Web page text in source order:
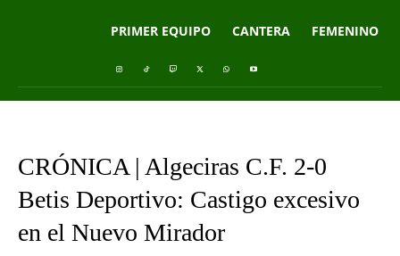
PRIMER EQUIPO CANTERA FEMENINO
CRÓNICA | Algeciras C.F. 2-0
Betis Deportivo: Castigo excesivo
en el Nuevo Mirador